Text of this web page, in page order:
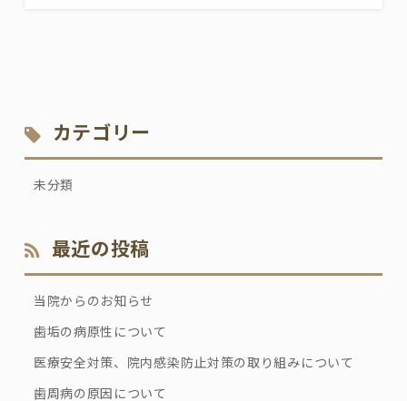
カテゴリー
未分類
最近の投稿
当院からのお知らせ
歯垢の病原性について
医療安全対策、院内感染防止対策の取り組みについて
歯周病の原因について